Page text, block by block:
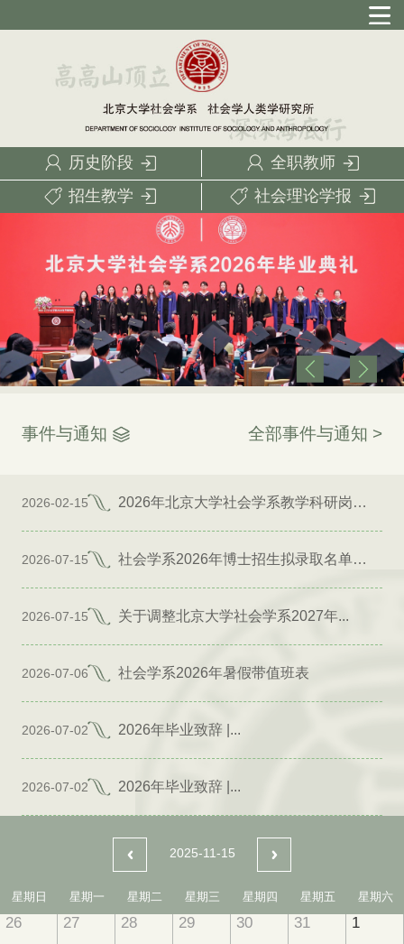
历史阶段
全职教师
招生教学
社会理论学报
事件与通知 全部事件与通知 >
2026-02-15 2026年北京大学社会学系教学科研岗位招聘启事
2026-07-15 社会学系2026年博士招生拟录取名单公示（专项）
2026-07-15 关于调整北京大学社会学系2027年...
2026-07-06 社会学系2026年暑假带值班表
2026-07-02 2026年毕业致辞 |...
2026-07-02 2026年毕业致辞 |...
2025-11-15
星期日 星期一 星期二 星期三 星期四 星期五 星期六
26 27 28 29 30 31 1